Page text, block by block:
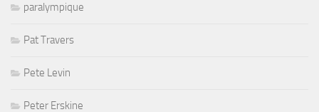
paralympique
Pat Travers
Pete Levin
Peter Erskine